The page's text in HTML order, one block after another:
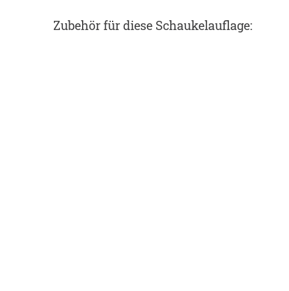
Zubehörfür diese Schaukelauflage: